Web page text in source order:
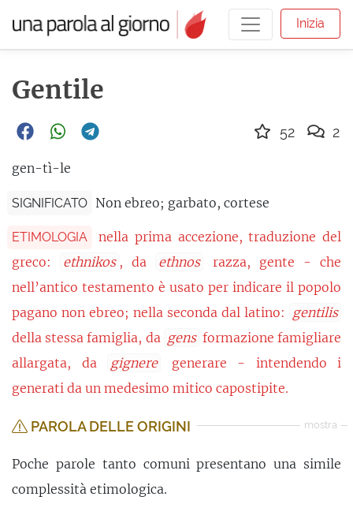
Inizia
Gentile
gen-tì-le
SIGNIFICATO Non ebreo; garbato, cortese
ETIMOLOGIA
nella prima accezione, traduzione del
greco:
ethnikos , da ethnos
razza, gente - che
nell’antico testamento è usato per indicare il popolo
pagano non ebreo; nella seconda dal latino:
gentilis
della stessa famiglia, da gens formazione famigliare
allargata, da
gignere
generare - intendendo i
generati da un medesimo mitico capostipite.
PAROLA DELLE ORIGINI mostra
Poche parole tanto comuni presentano una simile
complessità etimologica.
52 2